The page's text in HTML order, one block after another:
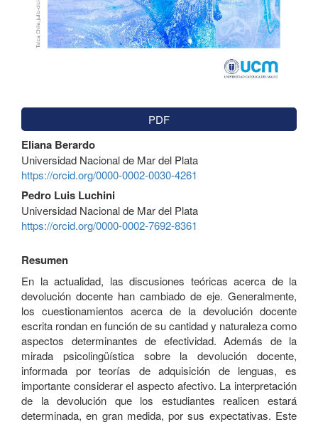
PDF
Contenido
principal
del
artículo
Eliana Berardo
Universidad Nacional de Mar del Plata
https://orcid.org/0000-0002-0030-4261
Pedro Luis Luchini
Universidad Nacional de Mar del Plata
https://orcid.org/0000-0002-7692-8361
Resumen
En la actualidad, las discusiones teóricas acerca de la
devolución docente han cambiado de eje. Generalmente,
los cuestionamientos acerca de la devolución docente
escrita rondan en función de su cantidad y naturaleza como
aspectos determinantes de efectividad. Además de la
mirada psicolingüística sobre la devolución docente,
informada por teorías de adquisición de lenguas, es
importante considerar el aspecto afectivo. La interpretación
de la devolución que los estudiantes realicen estará
determinada, en gran medida, por sus expectativas. Este